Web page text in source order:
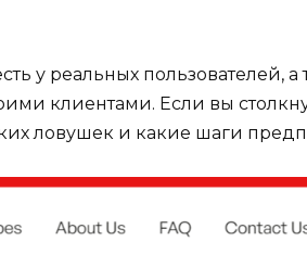
у реальных пользователей, а
клиентами. Если вы
ловушек и какие шаги